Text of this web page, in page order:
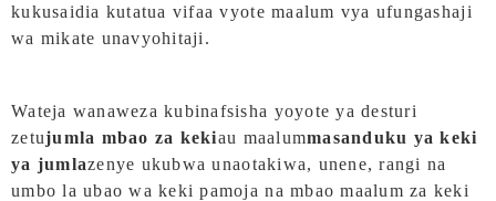
kukusaidia kutatua vifaa vyote maalum vya ufungashaji
wa mikate unavyohitaji.
Wateja wanaweza kubinafsisha yoyote ya desturi
zetujumla mbao za kekiau maalummasanduku ya keki
ya jumlazenye ukubwa unaotakiwa, unene, rangi na
umbo la ubao wa keki pamoja na mbao maalum za keki